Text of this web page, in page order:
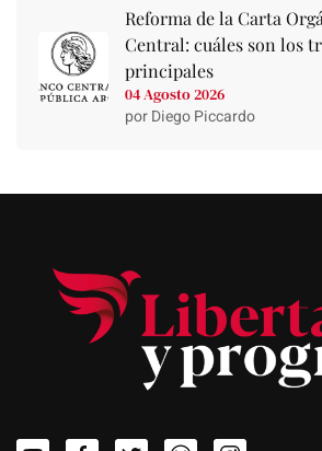
Reforma de la Carta
Central: cuáles son los
principales
04 Agosto 2026
por Diego Piccardo